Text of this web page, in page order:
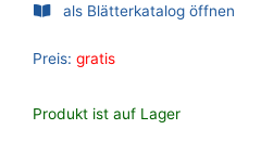
als Blätterkatalog öffnen
Preis: gratis
Produkt ist auf Lager